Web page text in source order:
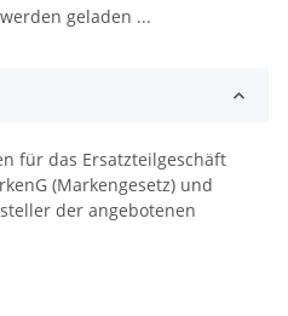
geladen ...
für das Ersatzteilgeschäft
(Markengesetz) und
der angebotenen